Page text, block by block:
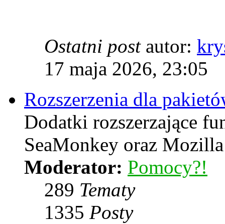
Ostatni postautor:
17 maja 2026, 23:05
Rozszerzenia dla
Dodatki rozszerzające
SeaMonkey oraz
Moderator: Pomocy?!
289 Tematy
1335 Posty